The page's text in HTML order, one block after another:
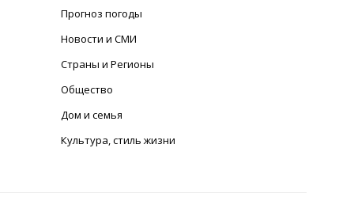
Прогноз погоды
Новости и СМИ
Страны и Регионы
Общество
Дом и семья
Культура, стиль жизни